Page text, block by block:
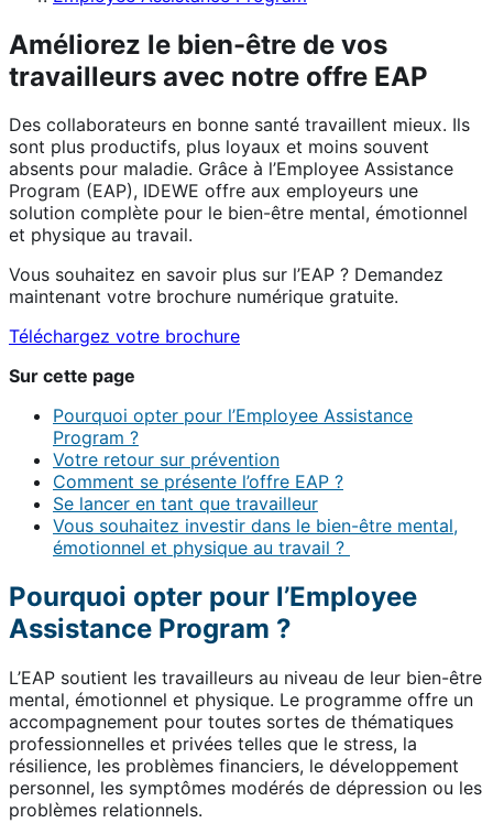
Améliorez le bien-être de vos
travailleurs avec notre offre EAP
Des collaborateurs en bonne santé travaillent mieux. Ils
sont plus productifs, plus loyaux et moins souvent
absents pour maladie. Grâce à l’Employee Assistance
Program (EAP), IDEWE offre aux employeurs une
solution complète pour le bien-être mental, émotionnel
et physique au travail.
Vous souhaitez en savoir plus sur l’EAP ? Demandez
maintenant votre brochure numérique gratuite.
Téléchargez votre brochure
Sur cette page
Pourquoi opter pour l’Employee Assistance
Program ?
Votre retour sur prévention
Comment se présente l’offre EAP ?
Se lancer en tant que travailleur
Vous souhaitez investir dans le bien-être mental,
émotionnel et physique au travail ?
Pourquoi opter pour l’Employee
Assistance Program ?
L’EAP soutient les travailleurs au niveau de leur bien-être
mental, émotionnel et physique. Le programme offre un
accompagnement pour toutes sortes de thématiques
professionnelles et privées telles que le stress, la
résilience, les problèmes financiers, le développement
personnel, les symptômes modérés de dépression ou les
problèmes relationnels.